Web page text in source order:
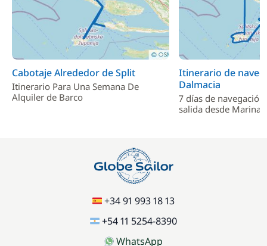
Cabotaje Alrededor de Split
Itinerario Para Una Semana De
Alquiler de Barco
Itinerario de
Dalmacia
7 días de
salida desde Marina
+34 91 993 18 13
+54 11 5254-8390
WhatsApp